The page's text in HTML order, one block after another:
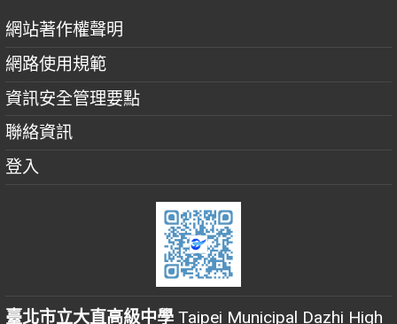
網站著作權聲明
網路使用規範
資訊安全管理要點
聯絡資訊
登入
臺北市立大直高級中學 Taipei Municipal Dazhi High